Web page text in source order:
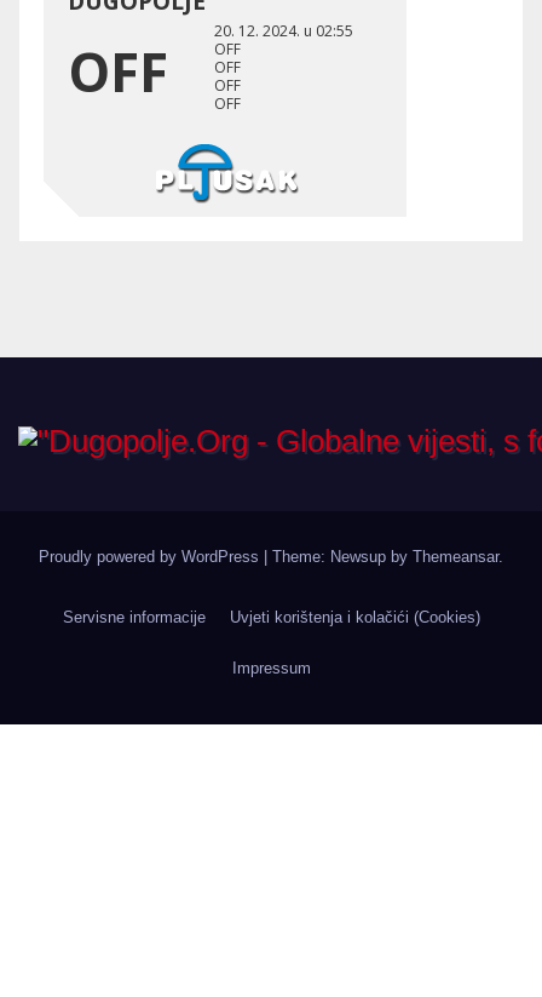
Proudly powered by WordPress | Theme: Newsup by Themeansar.
Servisne informacije Uvjeti korištenja i kolačići (Cookies)
Impressum